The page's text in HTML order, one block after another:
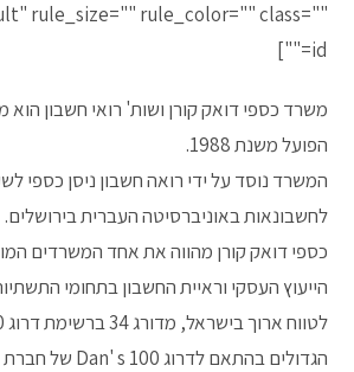
rule_size="" rule_color="" class=""
id=""]
משרד כספי דואק קורן ושות' רואי חשבון הוא
הפועל משנת 1988.
המשרד נוסד על ידי רואה חשבון ניסן כספי
לחשבונאות באוניברסיטה העברית בירושלים.
כספי דואק קורן מהווה את אחד המשרדים
הייעוץ העסקי וראיית החשבון בתחומי